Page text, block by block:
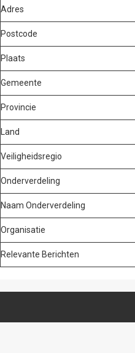
Adres
Postcode
Plaats
Gemeente
Provincie
Land
Veiligheidsregio
Onderverdeling
Naam Onderverdeling
Organisatie
Relevante Berichten